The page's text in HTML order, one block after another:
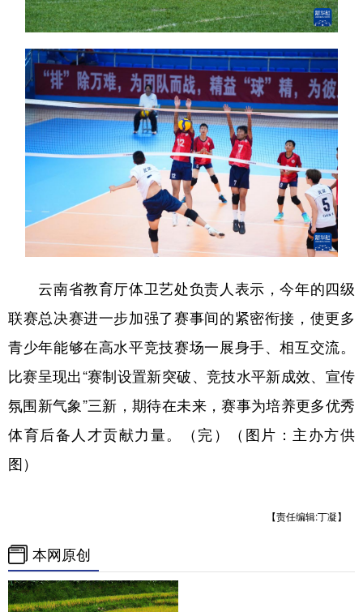
云南省教育厅体卫艺处负责人表示，今年的四级
联赛总决赛进一步加强了赛事间的紧密衔接，使更多
青少年能够在高水平竞技赛场一展身手、相互交流。
比赛呈现出“赛制设置新突破、竞技水平新成效、宣传
氛围新气象”三新，期待在未来，赛事为培养更多优秀
体育后备人才贡献力量。（完）（图片：主办方供
图）
【责任编辑:丁凝】
本网原创